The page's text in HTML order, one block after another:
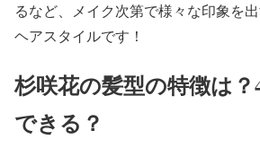
るなど、
メイク次第で様々な印象を
ヘアスタイルです！
杉咲花の髪型の特徴は
できる？